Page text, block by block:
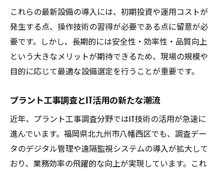
これらの最新設備の導入には、初期投資や運用コストが
発生する点、操作技術の習得が必要である点に留意が必
要です。しかし、長期的には安全性・効率性・品質向上
という大きなメリットが期待できるため、現場の規模や
目的に応じて最適な設備選定を行うことが重要です。
プラント工事調査とIT活用の新たな潮流
近年、プラント工事調査分野ではIT技術の活用が急速に
進んでいます。福岡県北九州市八幡西区でも、調査デー
タのデジタル管理や遠隔監視システムの導入が拡大して
おり、業務効率の飛躍的な向上が実現しています。これ